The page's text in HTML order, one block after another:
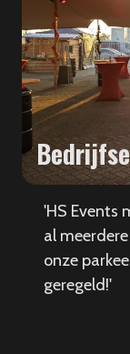
'HS Events
al
onze
geregeld!'